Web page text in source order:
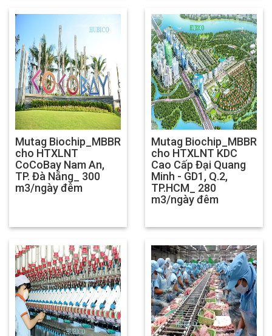
Mutag Biochip_MBBR
cho HTXLNT
CoCoBay Nam An,
TP. Đà Nẵng_ 300
m3/ngày đêm
Mutag Biochip_MBBR
cho HTXLNT KDC
Cao Cấp Đại Quang
Minh - GD1, Q.2,
TP.HCM_ 280
m3/ngày đêm